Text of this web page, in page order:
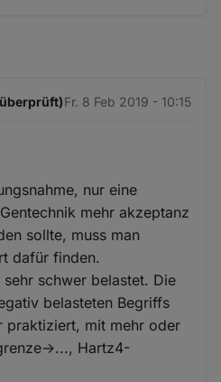
Fr. 8 Feb 2019 - 10:15
nur eine
mehr akzeptanz
sollte, muss man
dafür finden.
schwer belastet. Die
belasteten Begriffs
praktiziert, mit mehr oder
>..., Hartz4-